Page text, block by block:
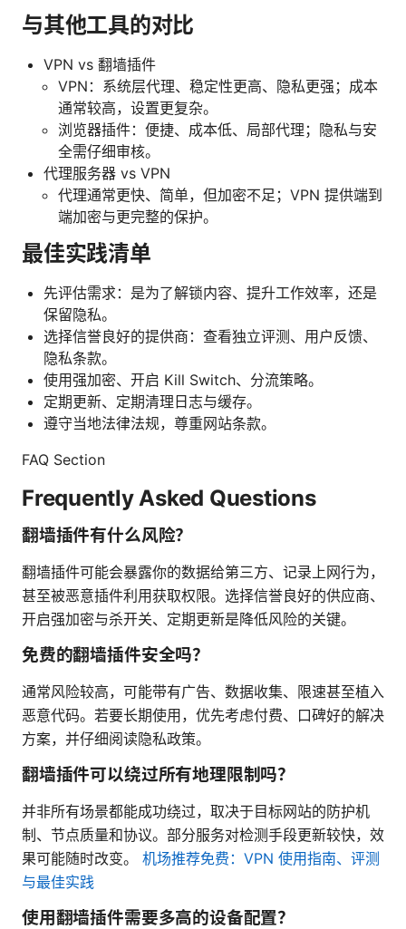
与其他工具的对比
VPN vs 翻墙插件
VPN：系统层代理、稳定性更高、隐私更强；成本
通常较高，设置更复杂。
浏览器插件：便捷、成本低、局部代理；隐私与安
全需仔细审核。
代理服务器 vs VPN
代理通常更快、简单，但加密不足；VPN 提供端到
端加密与更完整的保护。
最佳实践清单
先评估需求：是为了解锁内容、提升工作效率，还是
保留隐私。
选择信誉良好的提供商：查看独立评测、用户反馈、
隐私条款。
使用强加密、开启 Kill Switch、分流策略。
定期更新、定期清理日志与缓存。
遵守当地法律法规，尊重网站条款。
FAQ Section
Frequently Asked Questions
翻墙插件有什么风险？
翻墙插件可能会暴露你的数据给第三方、记录上网行为，
甚至被恶意插件利用获取权限。选择信誉良好的供应商、
开启强加密与杀开关、定期更新是降低风险的关键。
免费的翻墙插件安全吗？
通常风险较高，可能带有广告、数据收集、限速甚至植入
恶意代码。若要长期使用，优先考虑付费、口碑好的解决
方案，并仔细阅读隐私政策。
翻墙插件可以绕过所有地理限制吗？
并非所有场景都能成功绕过，取决于目标网站的防护机
制、节点质量和协议。部分服务对检测手段更新较快，效
果可能随时改变。 机场推荐免费：VPN 使用指南、评测
与最佳实践
使用翻墙插件需要多高的设备配置？